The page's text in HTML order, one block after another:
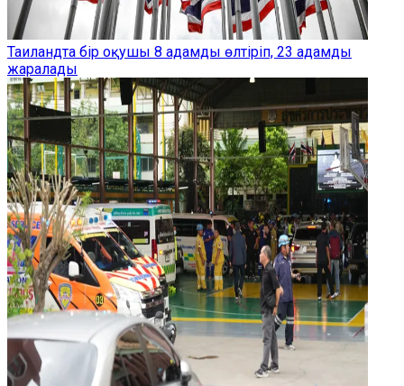
Таиландта бір оқушы 8 адамды өлтіріп, 23 адамды
жаралады